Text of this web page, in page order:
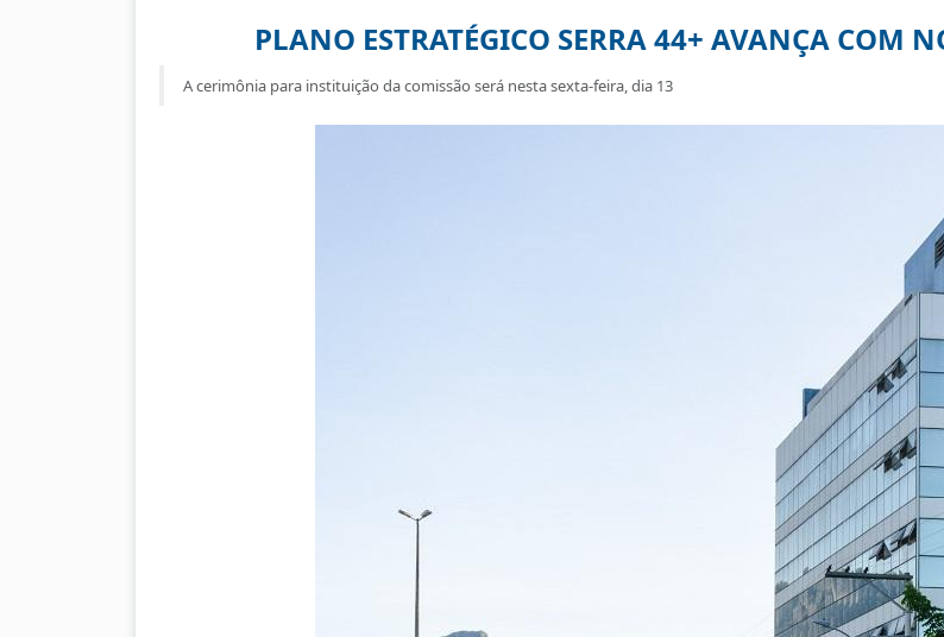
PLANO ESTRATÉGICO SERRA 44+ AVANÇA COM
A cerimônia para instituição da comissão será nesta sexta-feira, dia 13